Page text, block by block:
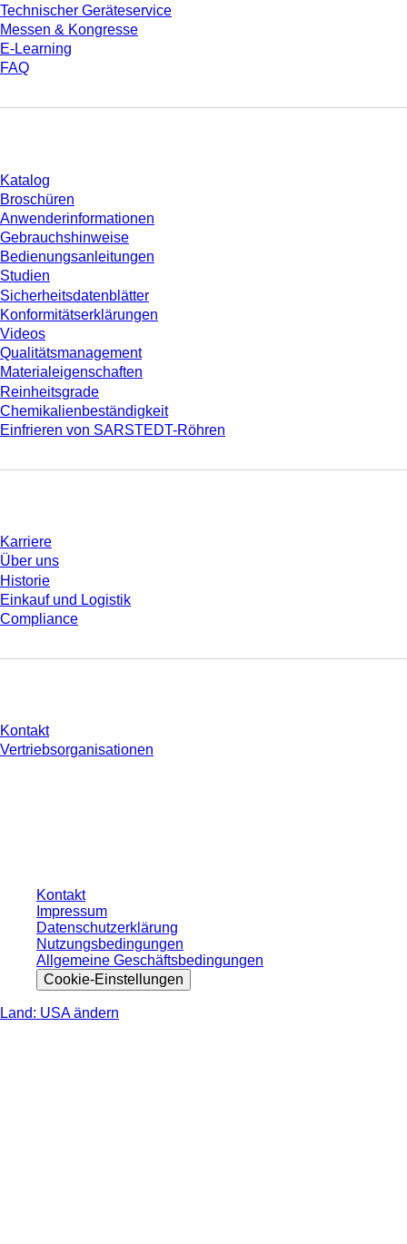
Technischer Geräteservice
Messen & Kongresse
E-Learning
FAQ
Katalog
Broschüren
Anwenderinformationen
Gebrauchshinweise
Bedienungsanleitungen
Studien
Sicherheitsdatenblätter
Konformitätserklärungen
Videos
Qualitätsmanagement
Materialeigenschaften
Reinheitsgrade
Chemikalienbeständigkeit
Einfrieren von SARSTEDT-Röhren
Karriere
Über uns
Historie
Einkauf und Logistik
Compliance
Kontakt
Vertriebsorganisationen
Kontakt
Impressum
Datenschutzerklärung
Nutzungsbedingungen
Allgemeine Geschäftsbedingungen
Cookie-Einstellungen
Land: USA ändern